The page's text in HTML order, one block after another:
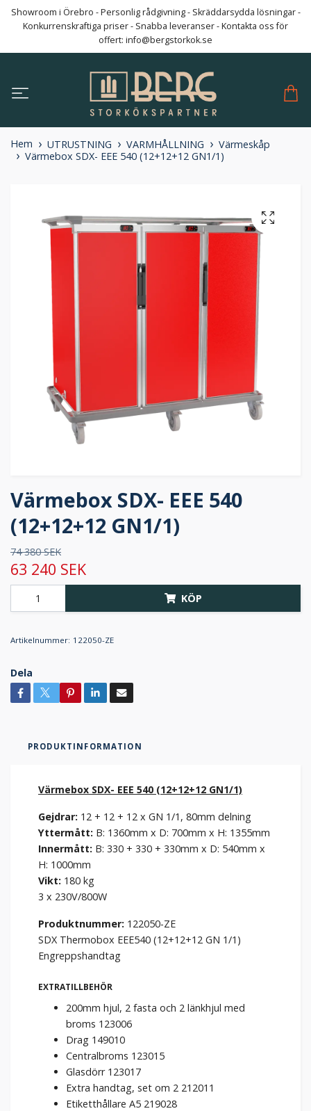
Showroom i Örebro - Personlig rådgivning - Skräddarsydda lösningar -
Konkurrenskraftiga priser - Snabba leveranser - Kontakta oss för
offert: info@bergstorkok.se
Hem UTRUSTNING VARMHÅLLNING
Värmeskåp
Värmebox SDX- EEE 540 (12+12+12 GN1/1)
Värmebox SDX- EEE 540
(12+12+12 GN1/1)
74 380 SEK
63 240 SEK
KÖP
Artikelnummer: 122050-ZE
Dela
PRODUKTINFORMATION
Värmebox SDX- EEE 540 (12+12+12 GN1/1)
Gejdrar: 12 + 12 + 12 x GN 1/1, 80mm delning
Yttermått: B: 1360mm x D: 700mm x H: 1355mm
Innermått: B: 330 + 330 + 330mm x D: 540mm x
H: 1000mm
Vikt: 180 kg
3 x 230V/800W
Produktnummer: 122050-ZE
SDX Thermobox EEE540 (12+12+12 GN 1/1)
Engreppshandtag
EXTRATILLBEHÖR
200mm hjul, 2 fasta och 2 länkhjul med
broms 123006
Drag 149010
Centralbroms 123015
Glasdörr 123017
Extra handtag, set om 2 212011
Etiketthållare A5 219028